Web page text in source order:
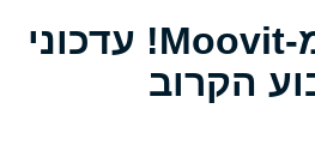
פסח שמח מ-Moovit! עדכוני
הקרוב